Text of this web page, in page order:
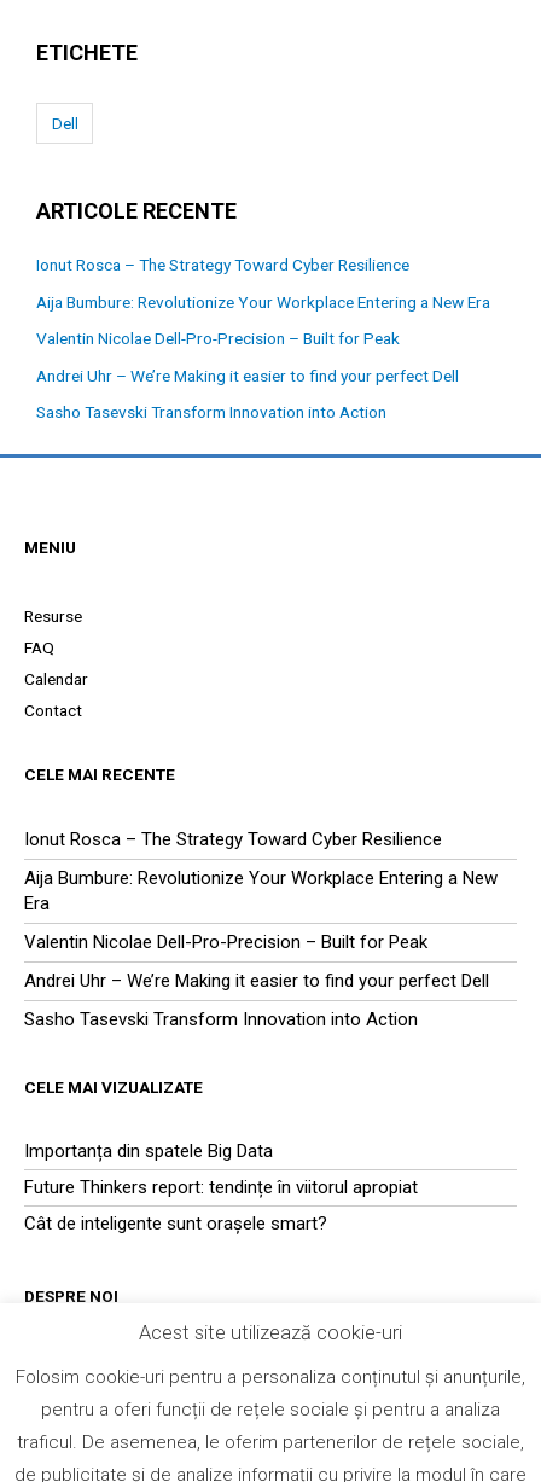
ETICHETE
Dell
ARTICOLE RECENTE
Ionut Rosca – The Strategy Toward Cyber Resilience
Aija Bumbure: Revolutionize Your Workplace Entering a New Era
Valentin Nicolae Dell-Pro-Precision – Built for Peak
Andrei Uhr – We’re Making it easier to find your perfect Dell
Sasho Tasevski Transform Innovation into Action
MENIU
Resurse
FAQ
Calendar
Contact
CELE MAI RECENTE
Ionut Rosca – The Strategy Toward Cyber Resilience
Aija Bumbure: Revolutionize Your Workplace Entering a New
Era
Valentin Nicolae Dell-Pro-Precision – Built for Peak
Andrei Uhr – We’re Making it easier to find your perfect Dell
Sasho Tasevski Transform Innovation into Action
CELE MAI VIZUALIZATE
Importanța din spatele Big Data
Future Thinkers report: tendințe în viitorul apropiat
Cât de inteligente sunt orașele smart?
DESPRE NOI
schimb de informații din domeniul tehnologiei, dedicată
managerilor, antreprenorilor și specialiștilor din industria IT.
Membrii platformei obțin acces la întregul ecosistem de conținut
Acest site utilizează cookie-uri
Folosim cookie-uri pentru a personaliza conținutul și anunțurile,
pentru a oferi funcții de rețele sociale și pentru a analiza
traficul. De asemenea, le oferim partenerilor de rețele sociale,
de publicitate și de analize informații cu privire la modul în care